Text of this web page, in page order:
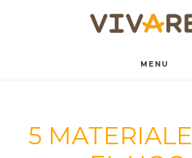
MENU
5